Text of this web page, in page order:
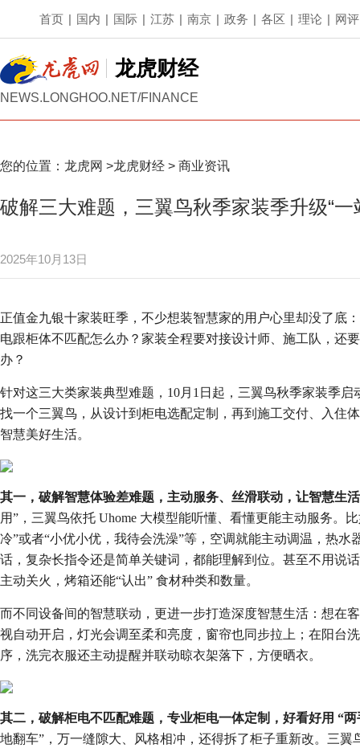
首页 | 国内 | 国际 | 江苏 | 南京 | 政务 | 各区 | 理论 | 网评
龙虎财经
NEWS.LONGHOO.NET/FINANCE
您的位置： 龙虎网 >龙虎财经 > 商业资讯
破解三大难题，三翼鸟秋季家装季升级“一
2025年10月13日
正值金九银十家装旺季，不少想装智慧家的用户心里却没了底
电跟柜体不匹配怎么办？家装全程要对接设计师、施工队，还
办？
针对这三大类家装典型难题，10月1日起，三翼鸟秋季家装季
找一个三翼鸟，从设计到柜电选配定制，再到施工交付、入住
智慧美好生活。
其一，破解智慧体验差难题，主动服务、丝滑联动，让智慧生
用”，三翼鸟依托 Uhome 大模型能听懂、看懂更能主动服务。
冷”或者“小优小优，我待会洗澡”等，空调就能主动调温，热
话，复杂长指令还是简单关键词，都能理解到位。甚至不用说
主动关火，烤箱还能“认出” 食材种类和数量。
而不同设备间的智慧联动，更进一步打造深度智慧生活：想在
视自动开启，灯光会调至柔和亮度，窗帘也同步拉上；在阳台
序，洗完衣服还主动提醒并联动晾衣架落下，方便晒衣。
其二，破解柜电不匹配难题，专业柜电一体定制，好看好用 “两
地翻车”，万一缝隙大、风格相冲，还得拆了柜子重新改。三